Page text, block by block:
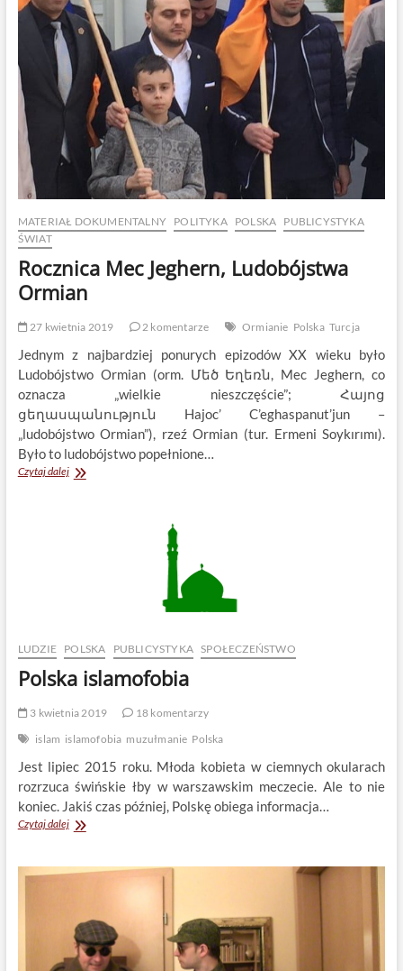
MATERIAŁ DOKUMENTALNY POLITYKA POLSKA PUBLICYSTYKA
ŚWIAT
Rocznica Mec Jeghern, Ludobójstwa
Ormian
27 kwietnia 2019 2 komentarze Ormianie Polska Turcja
Jednym z najbardziej ponurych epizodów XX wieku było
Ludobójstwo Ormian (orm. Մեծ Եղեռն, Mec Jeghern, co
oznacza „wielkie nieszczęście”; Հայոց
ցեղասպանություն Hajoc’ C’eghaspanut’jun –
„ludobójstwo Ormian”), rzeź Ormian (tur. Ermeni Soykırımı).
Było to ludobójstwo popełnione…
Czytaj dalejRocznica
LUDZIE POLSKA PUBLICYSTYKA SPOŁECZEŃSTWO
Polska islamofobia
3 kwietnia 2019
18 komentarzy
islam islamofobia muzułmanie Polska
Jest lipiec 2015 roku. Młoda kobieta w ciemnych okularach
rozrzuca świńskie łby w warszawskim meczecie. Ale to nie
koniec. Jakiś czas później, Polskę obiega informacja…
Czytaj dalejPolska